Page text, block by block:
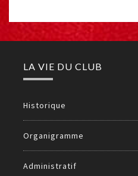
LA VIE DU CLUB
Historique
Organigramme
Administratif